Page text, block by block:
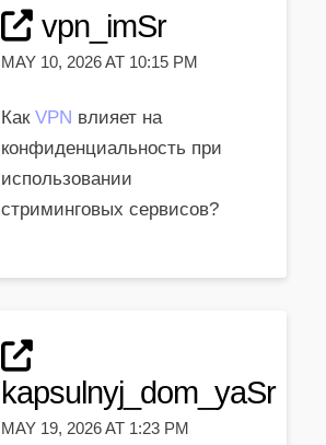
vpn_imSr
MAY 10, 2026 AT 10:15 PM
КакVPN влияет на
конфиденциальность при
использовании
стриминговых сервисов?
kapsulnyj_dom_yaSr
MAY 19, 2026 AT 1:23 PM